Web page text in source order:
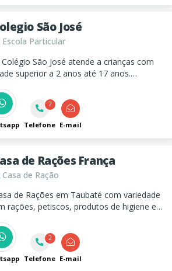
São José
Escola Particular
São José atende a crianças com
superior a 2 anos até 17 anos.
Médio em Taubaté.
2
Telefone E-mail
de Rações França
Casa de Ração
de Rações em Taubaté com variedade
rações, petiscos, produtos de higiene e
com marcas como Royal,
e Pedigree. Venha nos visitar!
2
Telefone E-mail